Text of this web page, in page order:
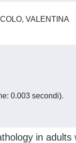
VALENTINA
0.003 secondi).
in